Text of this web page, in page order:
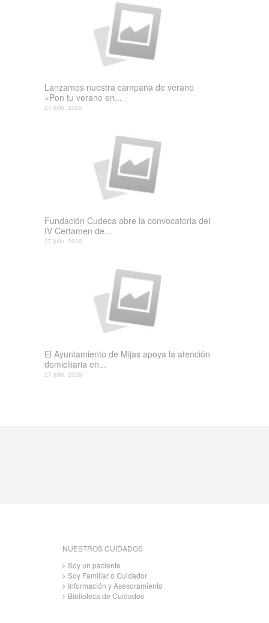
Lanzamos nuestra campaña de verano
«Pon tu verano en...
27 julio, 2026
Fundación Cudeca abre la convocatoria del
IV Certamen de...
27 julio, 2026
El Ayuntamiento de Mijas apoya la atención
domiciliaria en...
27 julio, 2026
NUESTROS CUIDADOS
Soy un paciente
Soy Familiar o Cuidador
Información y Asesoramiento
Biblioteca de Cuidados